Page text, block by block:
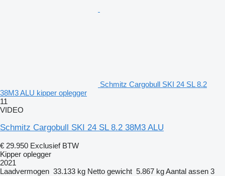
Schmitz Cargobull SKI 24 SL 8.2
38M3 ALU kipper oplegger
11
VIDEO
Schmitz Cargobull SKI 24 SL 8.2 38M3 ALU
€ 29.950 Exclusief BTW
Kipper oplegger
2021
Laadvermogen 33.133 kg Netto gewicht 5.867 kgAantal assen 3